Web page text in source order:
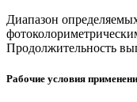
Диапазон
Продолжительность
Рабочие условия